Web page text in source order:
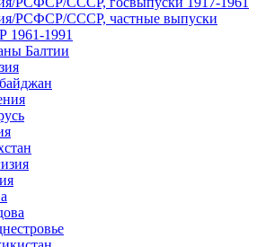
РСФСР/СССР, частные выпуски
1961-1991
Балтии